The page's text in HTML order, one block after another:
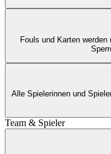
Fouls und Karten
Alle Spielerinnen und
Team & Spieler